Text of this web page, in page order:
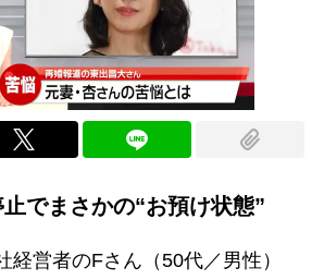
でまさかの“お預け状態”
営者のFさん（50代／男性）